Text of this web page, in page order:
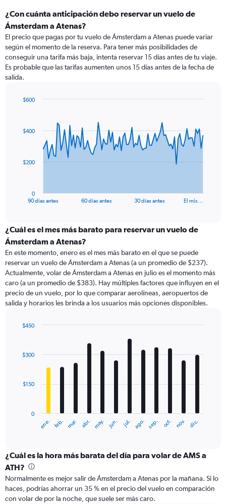
¿Con cuánta anticipación debo reservar un vuelo de
Ámsterdam a Atenas?
El precio que pagas por tu vuelo de Ámsterdam a Atenas puede variar
según el momento de la reserva. Para tener más posibilidades de
conseguir una tarifa más baja, intenta reservar 15 días antes de tu viaje.
Es probable que las tarifas aumenten unos 15 días antes de la fecha de
salida.
data
The
categories.
Range:
categories.
The
chart
has
1
Y
displaying
90 días antes 60 días antes 30 días antes El mis…
0
$200
$400
$600
¿Cuál es el mes más barato para reservar un vuelo de
Ámsterdam a Atenas?
En este momento, enero es el mes más barato en el que se puede
reservar un vuelo de Ámsterdam a Atenas (a un promedio de $237).
Actualmente, volar de Ámsterdam a Atenas en julio es el momento más
caro (a un promedio de $383). Hay múltiples factores que influyen en el
precio de un vuelo, por lo que comparar aerolíneas, aeropuertos de
salida y horarios les brinda a los usuarios más opciones disponibles.
with
12
The
categories.
Range:
categories.
The
ene. feb. mar. abr. may. jun. jul. ago. sep. oct. nov. dic.
0
$150
$300
$450
¿Cuál es la hora más barata del día para volar de AMS a
ATH?
Normalmente es mejor salir de Ámsterdam a Atenas por la mañana. Si lo
haces, podrías ahorrar un 35 % en el precio del vuelo en comparación
con volar de por la noche, que suele ser más caro.